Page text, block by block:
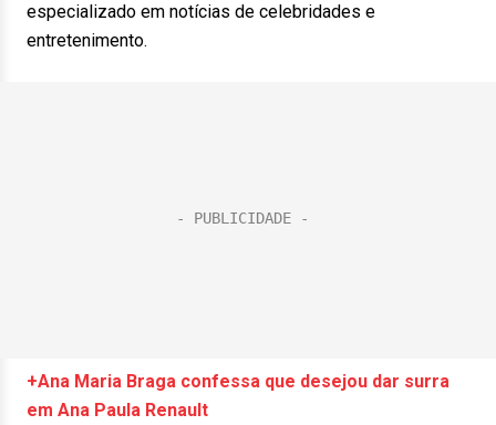
especializado em notícias de celebridades e
entretenimento.
+Ana Maria Braga confessa que desejou dar surra
em Ana Paula Renault